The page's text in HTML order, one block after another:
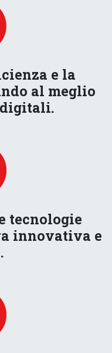
e la
al meglio
tecnologie
innovativa e